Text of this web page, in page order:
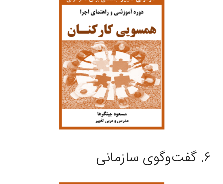
۶. گفت‌وگوی سازمانی